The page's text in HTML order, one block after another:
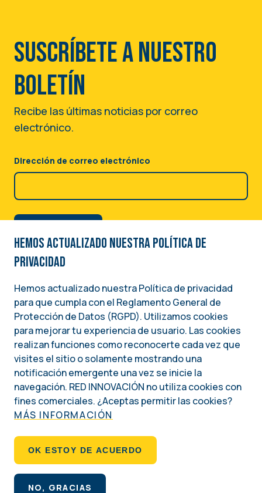
Suscríbete a nuestro
boletín
Recibe las últimas noticias por correo
electrónico.
Dirección de correo electrónico
Image
Una iniciativa del
INSTITUTO NACIONAL DEMÓCRATA PARA ASUNTOS INTERNACIONALES (NDI)
Social
Footer
QUIÉNES SOMOS
POLÍTICA DE PRIVACIDAD
Hemos actualizado nuestra Política de
privacidad
Hemos actualizado nuestra Política de privacidad
para que cumpla con el Reglamento General de
Protección de Datos (RGPD). Utilizamos cookies
para mejorar tu experiencia de usuario. Las cookies
realizan funciones como reconocerte cada vez que
visites el sitio o solamente mostrando una
notificación emergente una vez se inicie la
navegación. RED INNOVACIÓN no utiliza cookies con
fines comerciales. ¿Aceptas permitir las cookies?
MÁS INFORMACIÓN
OK ESTOY DE ACUERDO
NO, GRACIAS